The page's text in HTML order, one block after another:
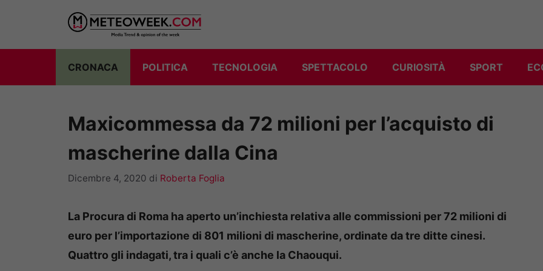
contenuto
CRONACA POLITICA TECNOLOGIA SPETTACOLO CURIOSITÀ SPORT
Maxicommessa da 72 milioni per l’acquisto di
mascherine dalla Cina
Dicembre 4, 2020 di Roberta Foglia
La Procura di Roma ha aperto un’inchiesta relativa alle commissioni per 72 milioni di
euro per l’importazione di 801 milioni di mascherine, ordinate da tre ditte cinesi.
Quattro gli indagati, tra i quali c’è anche la Chaouqui.